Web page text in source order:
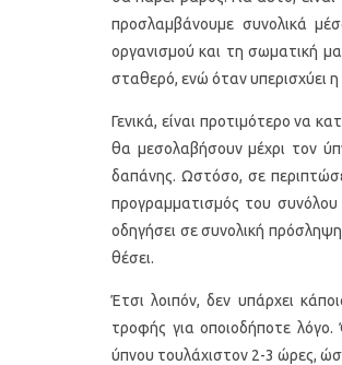
προσλαμβάνουμε συνολικά
οργανισμού και τη σωματική
σταθερό, ενώ όταν υπερισχύει
Γενικά, είναι προτιμότερο να
θα μεσολαβήσουν μέχρι τον
δαπάνης. Ωστόσο, σε
προγραμματισμός του
οδηγήσει σε συνολική
θέσει.
Έτσι λοιπόν, δεν υπάρχει
τροφής για οποιοδήποτε
ύπνου τουλάχιστον 2-3 ώρες,